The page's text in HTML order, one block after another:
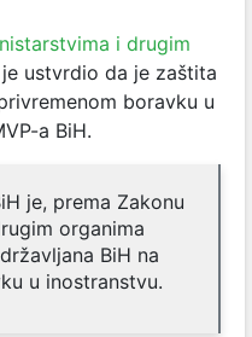
i drugim
ustvrdio da je zaštita
boravku u
a BiH.
je, prema Zakonu
organima
BiH na
u inostranstvu.